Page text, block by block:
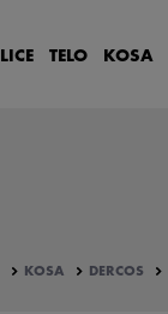
LICE TELO KOSA
KOSA DERCOS